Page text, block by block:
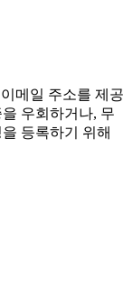
메일 주소를 제공
우회하거나, 무
등록하기 위해